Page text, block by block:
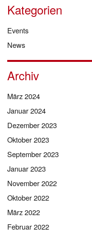
Kategorien
Events
News
Archiv
März 2024
Januar 2024
Dezember 2023
Oktober 2023
September 2023
Januar 2023
November 2022
Oktober 2022
März 2022
Februar 2022